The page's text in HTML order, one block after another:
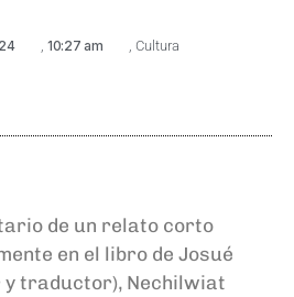
10:27 am Cultura
de un relato corto
en el libro de Josué
y traductor), Nechilwiat